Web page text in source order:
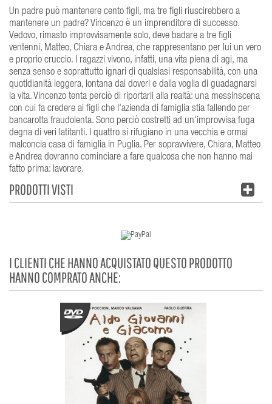
Un padre può mantenere cento ﬁgli, ma tre ﬁgli riuscirebbero a
mantenere un padre? Vincenzo è un imprenditore di successo.
Vedovo, rimasto improvvisamente solo, deve badare a tre ﬁgli
ventenni, Matteo, Chiara e Andrea, che rappresentano per lui un vero
e proprio cruccio. I ragazzi vivono, infatti, una vita piena di agi, ma
senza senso e soprattutto ignari di qualsiasi responsabilità, con una
quotidianità leggera, lontana dai doveri e dalla voglia di guadagnarsi
la vita. Vincenzo tenta perciò di riportarli alla realtà: una messinscena
con cui fa credere ai ﬁgli che l'azienda di famiglia stia fallendo per
bancarotta fraudolenta. Sono perciò costretti ad un'improvvisa fuga
degna di veri latitanti. I quattro si rifugiano in una vecchia e ormai
malconcia casa di famiglia in Puglia. Per sopravvivere, Chiara, Matteo
e Andrea dovranno cominciare a fare qualcosa che non hanno mai
fatto prima: lavorare.
PRODOTTI VISTI
I CLIENTI CHE HANNO ACQUISTATO QUESTO PRODOTTO
HANNO COMPRATO ANCHE: